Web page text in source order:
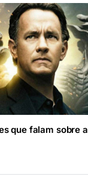
que falam sobre a